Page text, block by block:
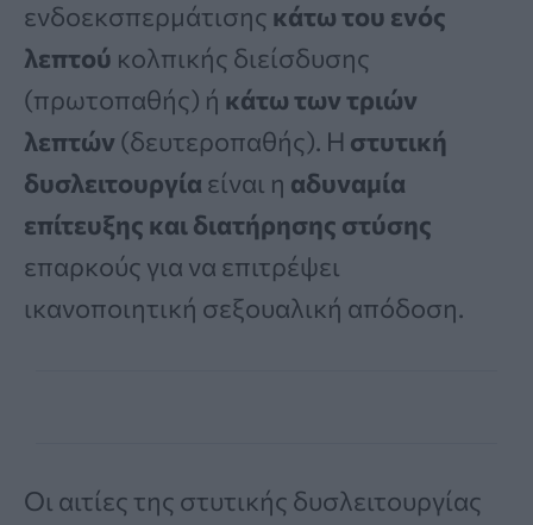
ενδοεκσπερμάτισης κάτω του ενός
λεπτού κολπικής διείσδυσης
(πρωτοπαθής) ή κάτω των τριών
λεπτών (δευτεροπαθής). Η στυτική
δυσλειτουργία είναι η αδυναμία
επίτευξης και διατήρησης στύσης
επαρκούς για να επιτρέψει
ικανοποιητική σεξουαλική απόδοση.
Oι αιτίες της στυτικής δυσλειτουργίας